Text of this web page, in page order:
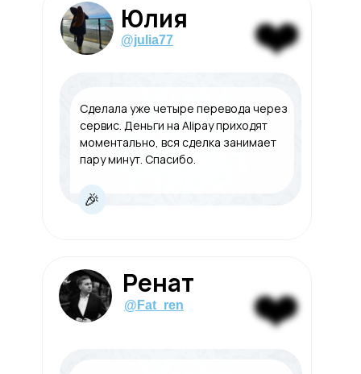
❤️
@Fat_ren
Ренат
❤️
Сделала уже четыре перевода через
сервис. Деньги на Alipay приходят
моментально, вся сделка занимает
пару минут. Спасибо.
🎉
@julia77
Юлия